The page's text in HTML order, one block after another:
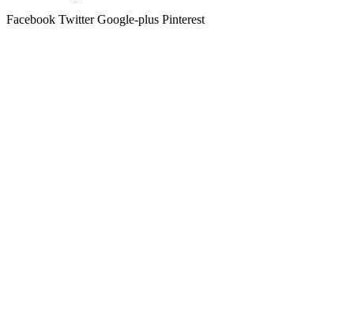
Facebook Twitter Google-plus Pinterest